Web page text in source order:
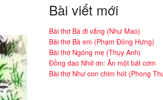
Bài viết mới
Bài thơ Bà đi vắng (Như Mao)
Bài thơ Bà em (Phạm Đông Hưng)
Bài thơ Ngóng mẹ (Thụy Anh)
Đồng dao Nhớ ơn: Ăn một bát cơm
Bài thơ Như con chim hót (Phong